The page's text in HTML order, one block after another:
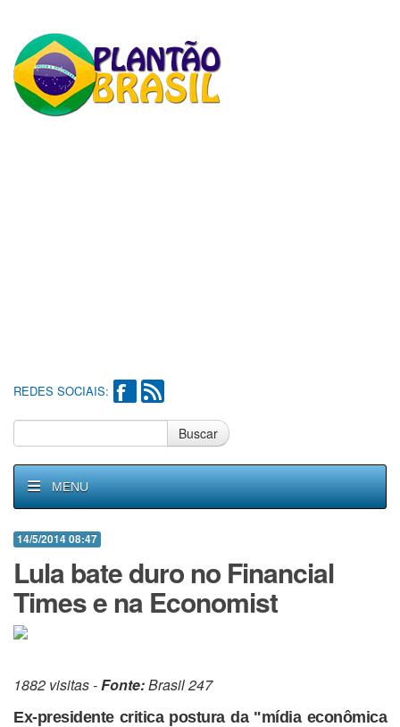
REDES SOCIAIS:
Buscar
MENU
14/5/2014 08:47
Lula bate duro no Financial
Times e na Economist
1882 visitas -Fonte:Brasil 247
Ex-presidente critica postura da "mídia econômica